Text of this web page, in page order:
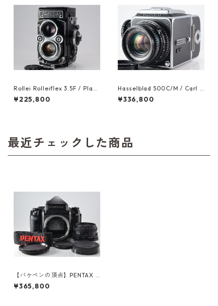
Rollei Rolleiflex 3.5F / Plana
r 75mm F3.5 ローライ（6101
6）
¥225,800
Hasselblad 500C/M / Carl Z
eiss Planar T* 80mm F2.8C
A12 整備済 ハッセルブラッド
¥336,800
最近チェックした商品
【バケペンの頂点】PENTAX 6
7II AEファインダー / smc 67
90mm F2.8 ペンタックス（5
¥365,800